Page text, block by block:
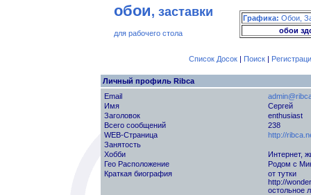
обои, заставки
для рабочего стола
Графика: Обои,
обои
Список Досок | Поиск |
Личный профиль Ribca
Email
Имя
Сергей
Заголовок
enthusiast
Всего сообщений
238
WEB-Страница
http://
Занятость
Хобби
Интернет,
Гео Расположение
Родом с
Краткая биография
от тутки
http://
остольное